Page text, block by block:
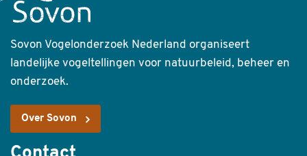
Sovon Vogelonderzoek Nederland organiseert
landelijke vogeltellingen voor natuurbeleid, beheer en
onderzoek.
Over Sovon